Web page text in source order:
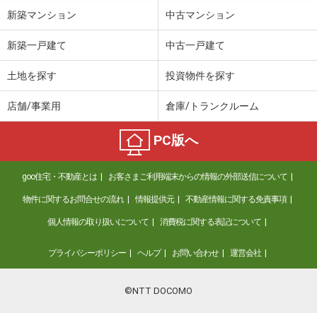
新築マンション 中古マンション
新築一戸建て 中古一戸建て
土地を探す 投資物件を探す
店舗/事業用 倉庫/トランクルーム
PC版へ
goo住宅・不動産とは お客さまご利用端末からの情報の外部送信について
物件に関するお問合せの流れ 情報提供元 不動産情報に関する免責事項
個人情報の取り扱いについて 消費税に関する表記について
プライバシーポリシー ヘルプ お問い合わせ 運営会社
©NTT DOCOMO